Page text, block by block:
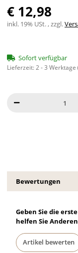
€ 12,98
inkl. 19% USt. , zzgl.
Sofort verfügbar
Lieferzeit:2 - 3 Werktage
Bewertungen
Geben Sie die
helfen Sie
Artikel bewerten